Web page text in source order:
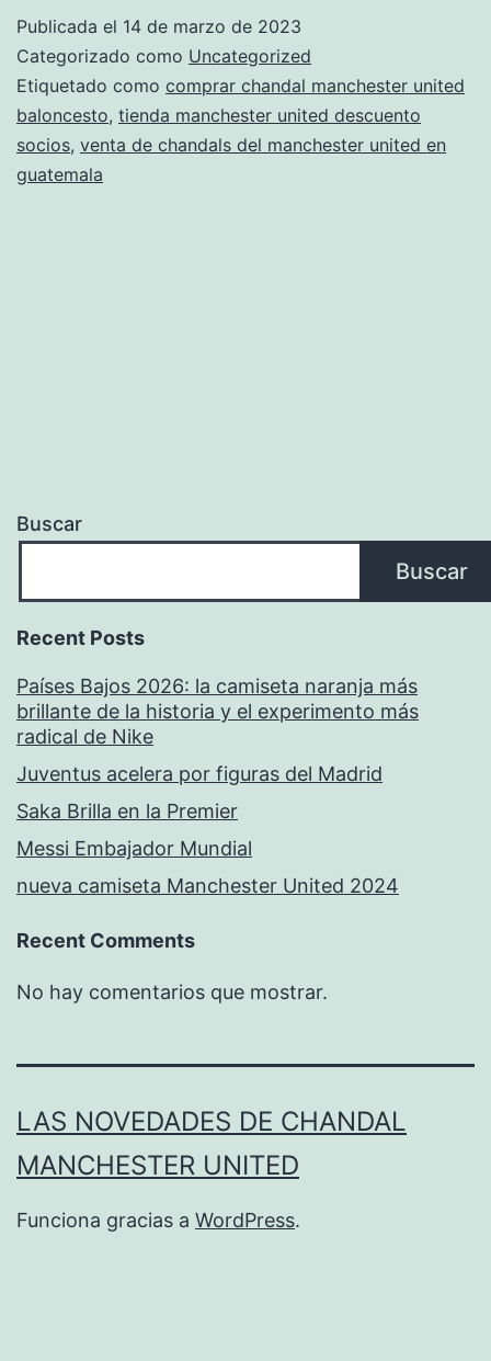
Publicada el 14 de marzo de 2023
Categorizado como Uncategorized
Etiquetado como comprar chandal manchester united
baloncesto, tienda manchester united descuento
socios, venta de chandals del manchester united en
guatemala
Buscar
Buscar
Recent Posts
Países Bajos 2026: la camiseta naranja más
brillante de la historia y el experimento más
radical de Nike
Juventus acelera por figuras del Madrid
Saka Brilla en la Premier
Messi Embajador Mundial
nueva camiseta Manchester United 2024
Recent Comments
No hay comentarios que mostrar.
LAS NOVEDADES DE CHANDAL
MANCHESTER UNITED
Funciona gracias a WordPress.